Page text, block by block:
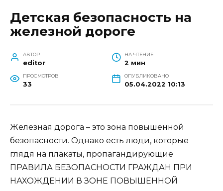
Детская безопасность на
железной дороге
АВТОР
editor
НА ЧТЕНИЕ
2 мин
ПРОСМОТРОВ
33
ОПУБЛИКОВАНО
05.04.2022 10:13
Железная дорога – это зона повышенной
безопасности. Однако есть люди, которые
глядя на плакаты, пропагандирующие
ПРАВИЛА БЕЗОПАСНОСТИ ГРАЖДАН ПРИ
НАХОЖДЕНИИ В ЗОНЕ ПОВЫШЕННОЙ